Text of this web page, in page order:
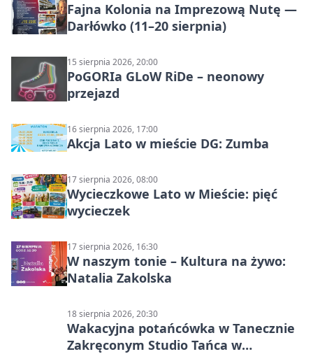
Fajna Kolonia na Imprezową Nutę —
Darłówko (11–20 sierpnia)
15 sierpnia 2026, 20:00
PoGORIa GLoW RiDe – neonowy
przejazd
16 sierpnia 2026, 17:00
Akcja Lato w mieście DG: Zumba
17 sierpnia 2026, 08:00
Wycieczkowe Lato w Mieście: pięć
wycieczek
17 sierpnia 2026, 16:30
W naszym tonie – Kultura na żywo:
Natalia Zakolska
18 sierpnia 2026, 20:30
Wakacyjna potańcówka w Tanecznie
Zakręconym Studio Tańca w